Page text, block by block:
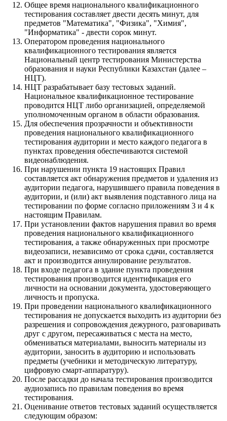
Общее время национального квалификационного
тестирования составляет двести десять минут, для
предметов "Математика", "Физика", "Химия",
"Информатика" - двести сорок минут.
Оператором проведения национального
квалификационного тестирования является
Национальный центр тестирования Министерства
образования и науки Республики Казахстан (далее –
НЦТ).
НЦТ разрабатывает базу тестовых заданий.
Национальное квалификационное тестирование
проводится НЦТ либо организацией, определяемой
уполномоченным органом в области образования.
Для обеспечения прозрачности и объективности
проведения национального квалификационного
тестирования аудитории и место каждого педагога в
пунктах проведения обеспечиваются системой
видеонаблюдения.
При нарушении пункта 19 настоящих Правил
составляется акт обнаружения предметов и удаления из
аудитории педагога, нарушившего правила поведения в
аудитории, и (или) акт выявления подставного лица на
тестировании по форме согласно приложениям 3 и 4 к
настоящим Правилам.
При установлении фактов нарушения правил во время
проведения национального квалификационного
тестирования, а также обнаруженных при просмотре
видеозаписи, независимо от срока сдачи, составляется
акт и производится аннулирование результатов.
При входе педагога в здание пункта проведения
тестирования производится идентификация его
личности на основании документа, удостоверяющего
личность и пропуска.
При проведении национального квалификационного
тестирования не допускается выходить из аудитории без
разрешения и сопровождения дежурного, разговаривать
друг с другом, пересаживаться с места на место,
обмениваться материалами, выносить материалы из
аудитории, заносить в аудиторию и использовать
предметы (учебники и методическую литературу,
цифровую смарт-аппаратуру).
После рассадки до начала тестирования производится
аудиозапись по правилам поведения во время
тестирования.
Оценивание ответов тестовых заданий осуществляется
следующим образом: